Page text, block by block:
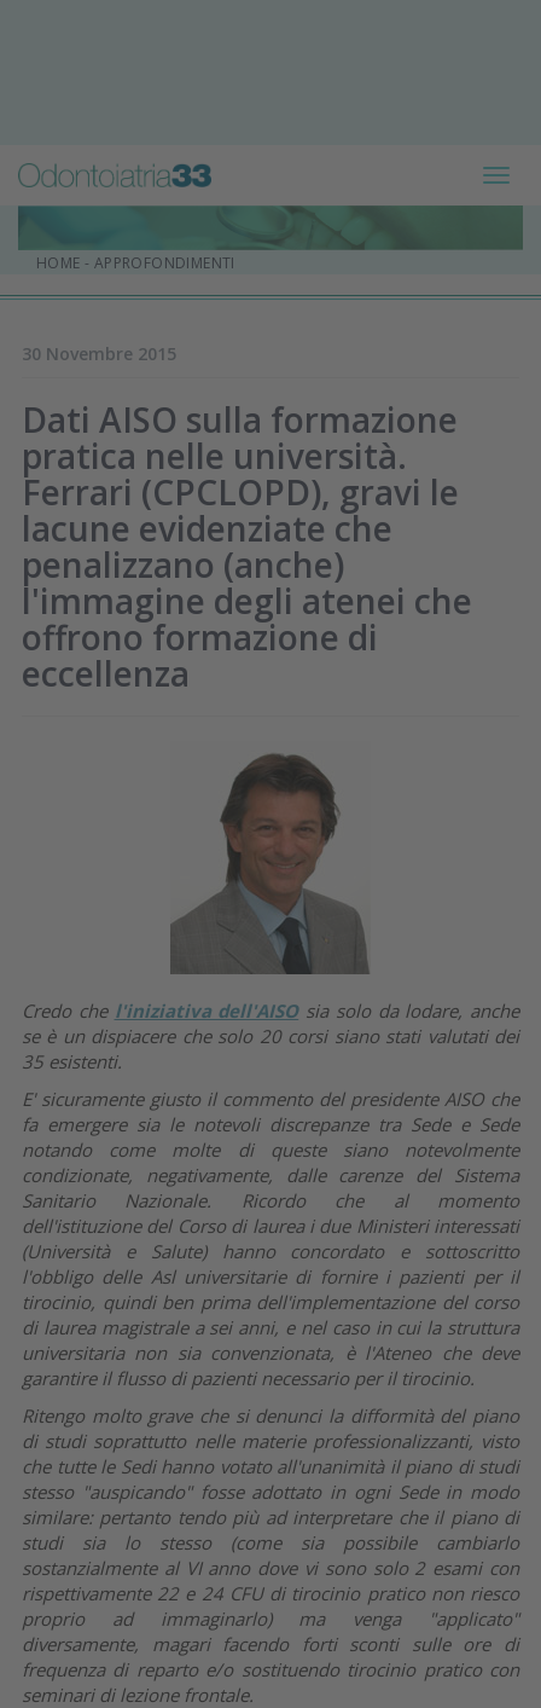
HOME - APPROFONDIMENTI
30 Novembre 2015
Dati AISO sulla formazione
pratica nelle università.
Ferrari (CPCLOPD), gravi le
lacune evidenziate che
penalizzano (anche)
l'immagine degli atenei che
offrono formazione di
eccellenza
Credo che l'iniziativa dell'AISO sia solo da lodare, anche
se è un dispiacere che solo 20 corsi siano stati valutati dei
35 esistenti.
E' sicuramente giusto il commento del presidente AISO che
fa emergere sia le notevoli discrepanze tra Sede e Sede
notando come molte di queste siano notevolmente
condizionate, negativamente, dalle carenze del Sistema
Sanitario Nazionale. Ricordo che al momento
dell'istituzione del Corso di laurea i due Ministeri interessati
(Università e Salute) hanno concordato e sottoscritto
l'obbligo delle Asl universitarie di fornire i pazienti per il
tirocinio, quindi ben prima dell'implementazione del corso
di laurea magistrale a sei anni, e nel caso in cui la struttura
universitaria non sia convenzionata, è l'Ateneo che deve
garantire il flusso di pazienti necessario per il tirocinio.
Ritengo molto grave che si denunci la difformità del piano
di studi soprattutto nelle materie professionalizzanti, visto
che tutte le Sedi hanno votato all'unanimità il piano di studi
stesso "auspicando" fosse adottato in ogni Sede in modo
similare: pertanto tendo più ad interpretare che il piano di
studi sia lo stesso (come sia possibile cambiarlo
sostanzialmente al VI anno dove vi sono solo 2 esami con
rispettivamente 22 e 24 CFU di tirocinio pratico non riesco
proprio ad immaginarlo) ma venga "applicato"
diversamente, magari facendo forti sconti sulle ore di
frequenza di reparto e/o sostituendo tirocinio pratico con
seminari di lezione frontale.